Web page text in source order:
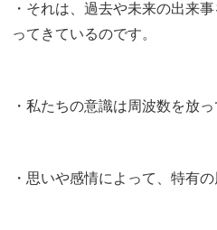
・それは、過去や未来の出来
ってきているのです。
・私たちの意識は周波数を放っ
・思いや感情によって、特有